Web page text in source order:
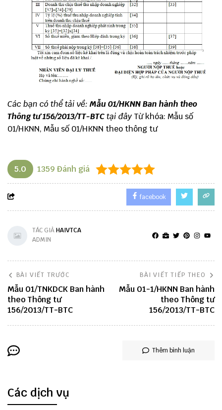
Các bạn có thể tải về: Mẫu 01/HKNN Ban hành theo
Thông tư 156/2013/TT-BTCtại đây Từ khóa: Mẫu số
01/HKNN, Mẫu số 01/HKNN theo thông tư
5.0 1359 Đánh giá
facebook
TÁC GIẢHAIVTCA
ADMIN
BÀI VIẾT TRƯỚC
Mẫu 01/TNKDCK Ban hành
theo Thông tư
156/2013/TT-BTC
BÀI VIẾT TIẾP THEO
Mẫu 01-1/HKNN Ban hành
theo Thông tư
156/2013/TT-BTC
Thêm bình luận
Các dịch vụ